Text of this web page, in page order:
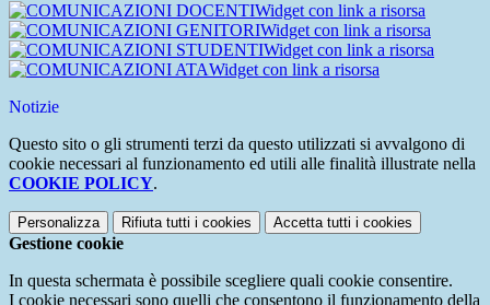
Widget con link a risorsa
Widget con link a risorsa
Widget con link a risorsa
Widget con link a risorsa
Notizie
Questo sito o gli strumenti terzi da questo utilizzati si avvalgono di
cookie necessari al funzionamento ed utili alle finalità illustrate nella
COOKIE POLICY.
Personalizza Rifiuta tutti i cookies Accetta tutti i cookies
Gestione cookie
In questa schermata è possibile scegliere quali cookie consentire.
I cookie necessari sono quelli che consentono il funzionamento della